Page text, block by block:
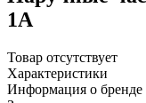
1A
Товар отсутствует
Характеристики
Информация о бренде